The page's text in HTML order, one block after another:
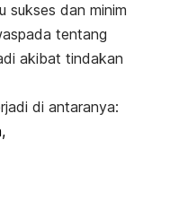
sukses dan minim
tentang
akibat tindakan
di antaranya: